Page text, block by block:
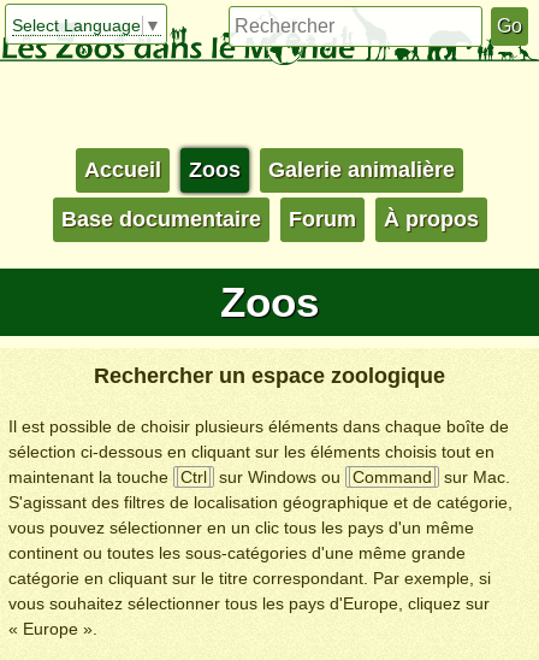
Select Language ▼
Accueil Zoos Galerie animalière
Base documentaire Forum À propos
Zoos
Rechercher un espace zoologique
Il est possible de choisir plusieurs éléments dans chaque boîte de
sélection ci-dessous en cliquant sur les éléments choisis tout en
maintenant la touche
Ctrl sur Windows ou Command
sur Mac.
S'agissant des filtres de localisation géographique et de catégorie,
vous pouvez sélectionner en un clic tous les pays d'un même
continent ou toutes les sous-catégories d'une même grande
catégorie en cliquant sur le titre correspondant. Par exemple, si
vous souhaitez sélectionner tous les pays d'Europe, cliquez sur
« Europe ».